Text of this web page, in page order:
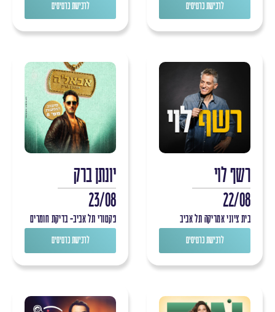
לרכישת כרטיסים לרכישת כרטיסים
רשף לוי
22/08
בית ציוני אמריקה תל אביב
לרכישת כרטיסים
יונתן ברק
23/08
פקטורי תל אביב- בדיקת חומרים
לרכישת כרטיסים